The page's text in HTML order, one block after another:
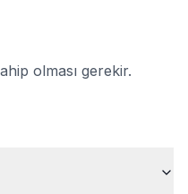
olması gerekir.